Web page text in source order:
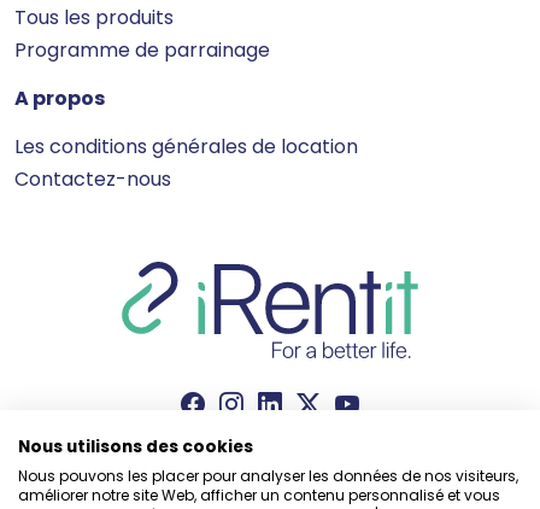
Tous les produits
Programme de parrainage
A propos
Les conditions générales de location
Contactez-nous
Nous utilisons des cookies
Nous pouvons les placer pour analyser les données de nos visiteurs,
améliorer notre site Web, afficher un contenu personnalisé et vous